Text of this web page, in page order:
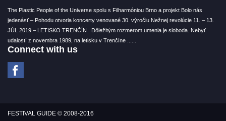
The Plastic People of the Universe spolu s Filharmóniou Brno a projekt Bolo nás
jedenásť – Pohodu otvoria koncerty venované 30. výročiu Nežnej revolúcie 11. – 13.
JÚL 2019 – LETISKO TRENČÍN Dôležitým rozmerom umenia je sloboda. Nebyť
udalostí z novembra 1989, na letisku v Trenčíne ...
Connect with us
FESTIVAL GUIDE © 2008-2016